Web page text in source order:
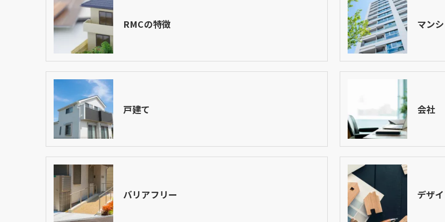
RMCの特徴 マン
戸建て 会社
バリアフリー デザ